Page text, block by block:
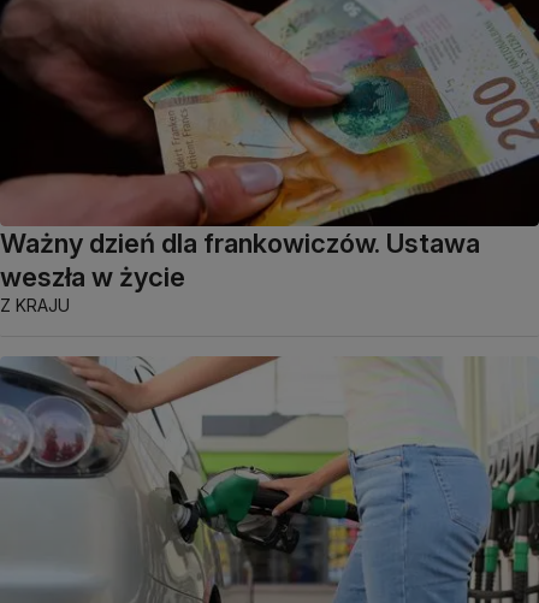
Ważny dzień dla frankowiczów. Ustawa
weszła w życie
Z KRAJU